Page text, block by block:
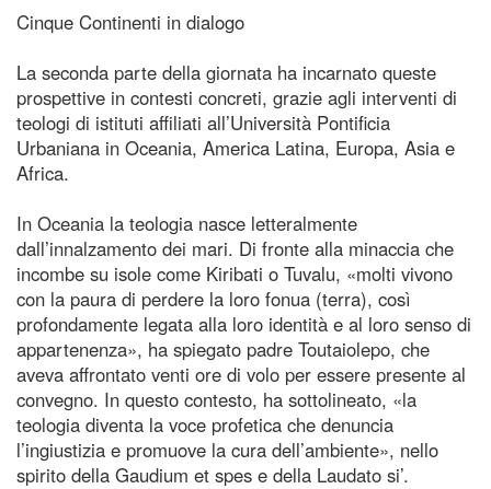
Cinque Continenti in dialogo
La seconda parte della giornata ha incarnato queste
prospettive in contesti concreti, grazie agli interventi di
teologi di istituti affiliati all’Università Pontificia
Urbaniana in Oceania, America Latina, Europa, Asia e
Africa.
In Oceania la teologia nasce letteralmente
dall’innalzamento dei mari. Di fronte alla minaccia che
incombe su isole come Kiribati o Tuvalu, «molti vivono
con la paura di perdere la loro fonua (terra), così
profondamente legata alla loro identità e al loro senso di
appartenenza», ha spiegato padre Toutaiolepo, che
aveva affrontato venti ore di volo per essere presente al
convegno. In questo contesto, ha sottolineato, «la
teologia diventa la voce profetica che denuncia
l’ingiustizia e promuove la cura dell’ambiente», nello
spirito della Gaudium et spes e della Laudato si’.